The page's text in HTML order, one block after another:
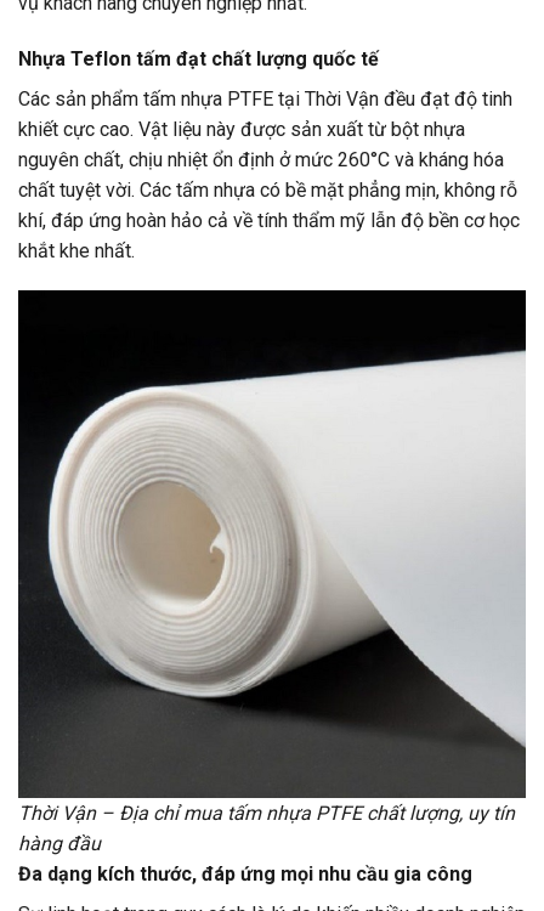
Nhựa Teflon tấm đạt chất lượng quốc tế
Các sản phẩm tấm nhựa PTFE tại Thời Vận đều đạt độ tinh
khiết cực cao. Vật liệu này được sản xuất từ bột nhựa
nguyên chất, chịu nhiệt ổn định ở mức 260°C và kháng hóa
chất tuyệt vời. Các tấm nhựa có bề mặt phẳng mịn, không rỗ
khí, đáp ứng hoàn hảo cả về tính thẩm mỹ lẫn độ bền cơ học
khắt khe nhất.
Thời Vận – Địa chỉ mua tấm nhựa PTFE chất lượng, uy tín
hàng đầu
Đa dạng kích thước, đáp ứng mọi nhu cầu gia công